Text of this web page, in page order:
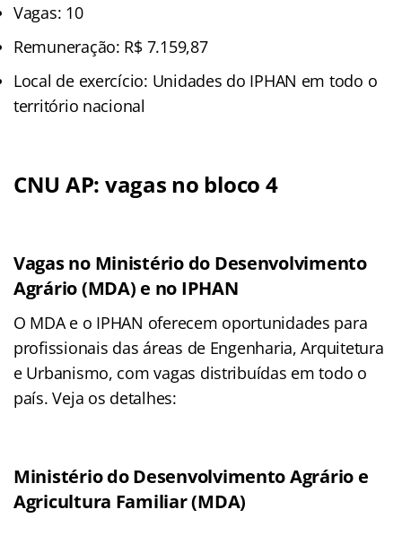
Vagas: 10
Remuneração: R$ 7.159,87
Local de exercício: Unidades do IPHAN em todo o
território nacional
CNU AP: vagas no bloco 4
Vagas no Ministério do Desenvolvimento
Agrário (MDA) e no IPHAN
O MDA e o IPHAN oferecem oportunidades para
profissionais das áreas de Engenharia, Arquitetura
e Urbanismo, com vagas distribuídas em todo o
país. Veja os detalhes:
Ministério do Desenvolvimento Agrário e
Agricultura Familiar (MDA)